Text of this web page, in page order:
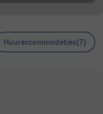
Huuraccommodaties(7)